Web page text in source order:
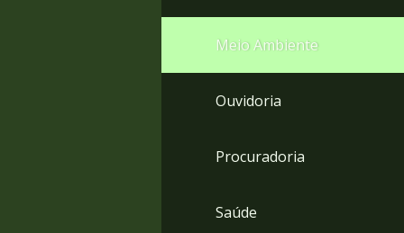
Meio Ambiente
Ouvidoria
Procuradoria
Saúde